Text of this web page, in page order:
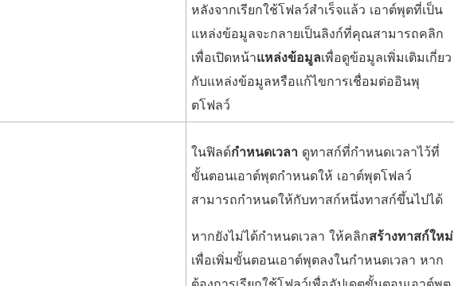
ง
ก์
จ
ะ
เ
ด
ใ
น
น้
หลังจากเรียกใช้โฟลว์สำเร็จแล้ว เอาต์พุตที่เป็น
แหล่งข้อมูลจะกลายเป็นลิงก์ที่คุณสามารถคลิก
เพื่อเปิดหน้าแหล่งข้อมูลเพื่อดูข้อมูลเพิ่มเติมเกี่ยว
กับแหล่งข้อมูลหรือแก้ไขการเชื่อมต่ออินพุ
ตโฟลว์
ในฟิลด์กำหนดเวลา ดูทาสก์ที่กำหนดเวลาไว้ที่
ขั้นตอนเอาต์พุตกำหนดให้ เอาต์พุตโฟลว์
สามารถกำหนดให้กับทาสก์หนึ่งทาสก์ขึ้นไปได้
หากยังไม่ได้กำหนดเวลา ให้คลิกสร้างทาสก์ใหม่
เพื่อเพิ่มขั้นตอนเอาต์พุตลงในกำหนดเวลา หาก